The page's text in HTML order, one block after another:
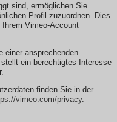
sind, ermöglichen Sie
Profil zuzuordnen. Dies
Vimeo-Account
einer ansprechenden
ein berechtigtes Interesse
finden Sie in der
vimeo.com/privacy.